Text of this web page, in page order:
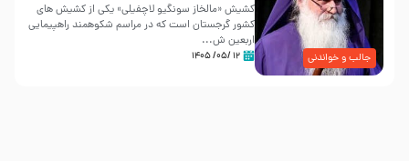
جالب و خواندنی
کشیش «مالخاز سونگیو لاچفیلی» یکی از کشیش های
کشور گرجستان است که در مراسم شکوهمند راهپیمایی
اربعین ش...
۱۲ /۰۵/ ۱۴۰۵